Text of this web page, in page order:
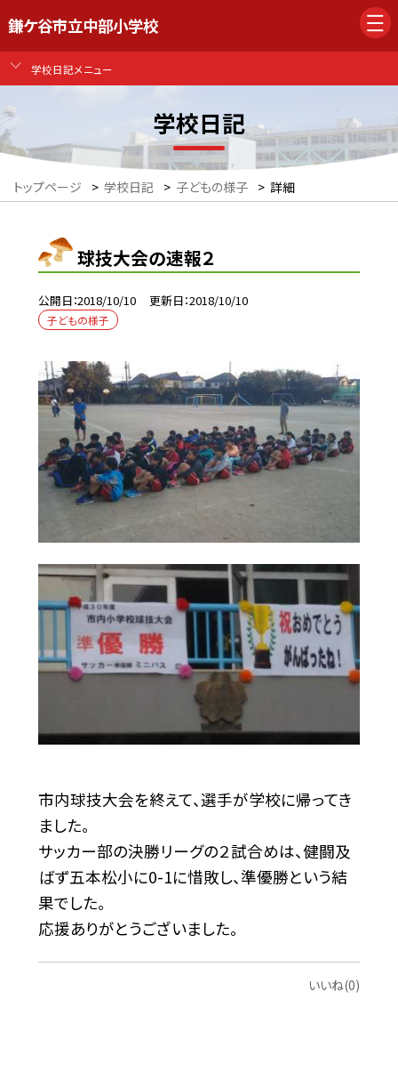
鎌ケ谷市立中部小学校
学校日記メニュー
学校日記
トップページ > 学校日記 > 子どもの様子 > 詳細
球技大会の速報２
公開日 2018/10/10 更新日 2018/10/10
子どもの様子
市内球技大会を終えて、選手が学校に帰ってき
ました。
サッカー部の決勝リーグの２試合めは、健闘及
ばず五本松小に0-1に惜敗し、準優勝という結
果でした。
応援ありがとうございました。
いいね(0)